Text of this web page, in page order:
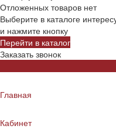
Отложенных товаров нет
Выберите в каталоге
и нажмите кнопку
Перейти в каталог
Заказать звонок
Главная
Кабинет